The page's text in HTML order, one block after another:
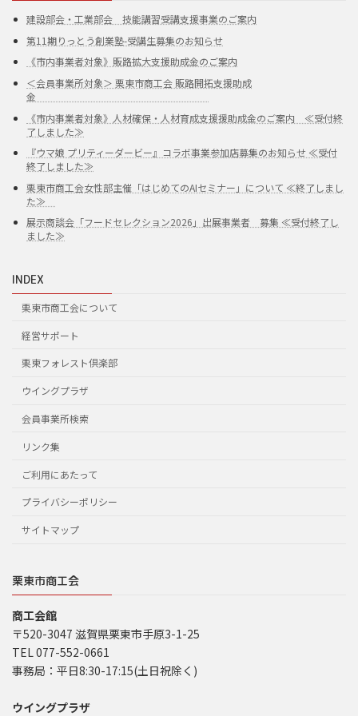
建設部会・工業部会 技能講習受講支援事業のご案内
第11期りっとう創業塾-受講生募集のお知らせ
《市内事業者対象》販路拡大支援助成金のご案内
＜会員事業所対象＞ 栗東市商工会 販路開拓支援助成
金
《市内事業者対象》人材確保・人材育成支援援助成金のご案内 ≪受付終
了しました≫
『ウマ娘 プリティーダービー』コラボ事業参加店募集のお知らせ ≪受付
終了しました≫
栗東市商工会女性部主催「はじめてのAIセミナー」について ≪終了しまし
た≫
展示商談会「フードセレクション2026」出展事業者 募集 ≪受付終了し
ました≫
INDEX
栗東市商工会について
経営サポート
栗東フォレスト倶楽部
ウイングプラザ
会員事業所検索
リンク集
ご利用にあたって
プライバシーポリシー
サイトマップ
栗東市商工会
商工会館
〒520-3047 滋賀県栗東市手原3-1-25
TEL 077-552-0661
事務局：平日8:30-17:15(土日祝除く)
ウイングプラザ